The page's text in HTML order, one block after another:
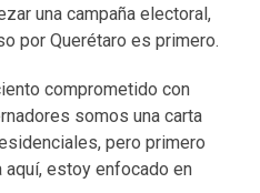
una campaña electoral,
por Querétaro es primero.
comprometido con
somos una carta
pero primero
aquí, estoy enfocado en